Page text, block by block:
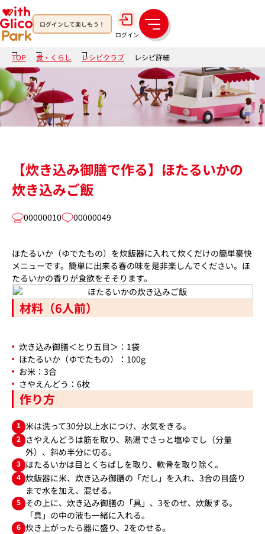
ログインして楽しもう！
ログイン
メ
ニ
ュ
ー
TOP 食・くらし レシピクラブ レシピ詳細
【炊き込み御膳で作る】ほたるいかの
炊き込みご飯
00000010 00000049
ほたるいか（ゆでたもの）を炊飯器に入れて炊くだけの簡単豪快
メニューです。簡単に出来る春の味を是非楽しんでください。ほ
たるいかの香りが食欲をそそります。
材料（6人前）
炊き込み御膳＜とり五目＞：1袋
ほたるいか（ゆでたもの）：100g
お米：3合
さやえんどう：6枚
作り方
1 米は洗って30分以上水につけ、水気をきる。
2 さやえんどうは筋を取り、熱湯でさっと塩ゆでし（分量
外）、斜め半分に切る。
3 ほたるいかは目とくちばしを取り、軟骨を取り除く。
4 炊飯器に米、炊き込み御膳の「だし」を入れ、3合の目盛り
まで水を加え、混ぜる。
5 その上に、炊き込み御膳の「具」、3をのせ、炊飯する。
「具」の中の液も一緒に入れる。
6 炊き上がったら器に盛り、2をのせる。